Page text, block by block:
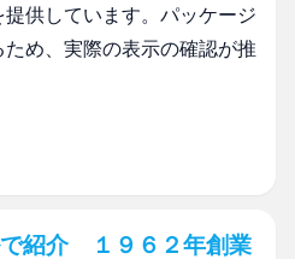
供しています。パッケージ
め、実際の表示の確認が推
紹介 １９６２年創業